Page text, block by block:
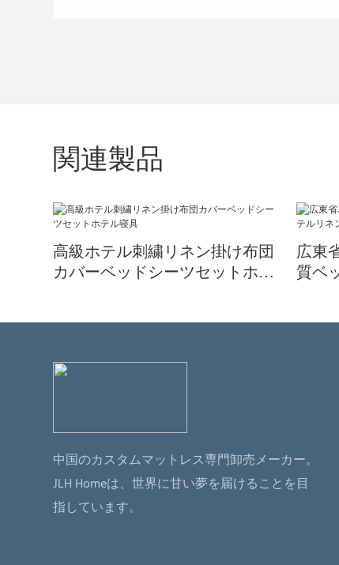
関連製品
高級ホテル刺繍リネン掛け布団
カバーベッドシーツセットホテ
広東
質ベ
中国のカスタムマットレス専門卸売メーカー。
JLH Homeは、世界に甘い夢を届けることを目
指しています。